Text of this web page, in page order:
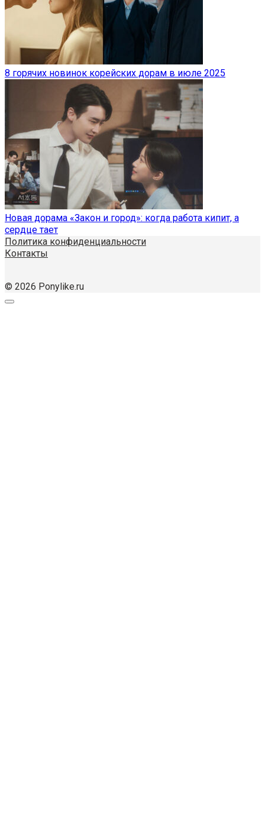
8 горячих новинок корейских дорам в июле 2025
Новая дорама «Закон и город»: когда работа кипит, а
сердце тает
Политика конфиденциальности
Контакты
© 2026 Ponylike.ru